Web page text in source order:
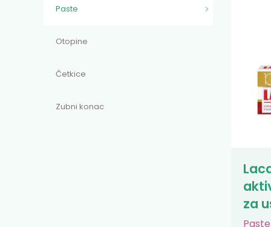
Paste
Otopine
Četkice
Zubni konac
za
Paste